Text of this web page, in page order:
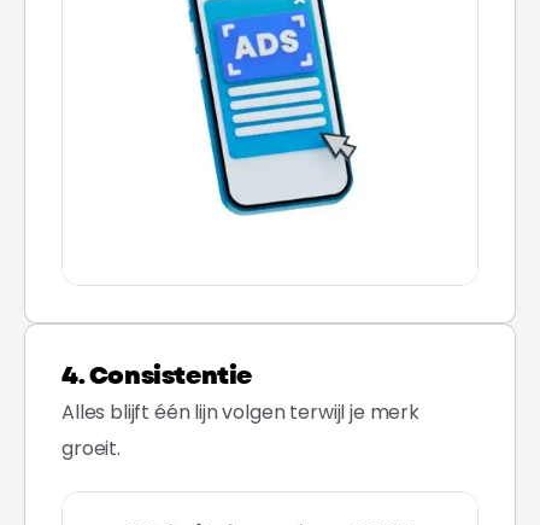
4. Consistentie
Alles blijft één lijn volgen terwijl je merk
groeit.